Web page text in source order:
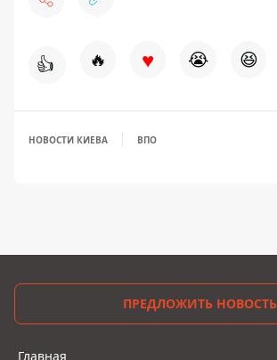
👍 🔥 ♥ 😭 😆
НОВОСТИ КИЕВА ВПО
ПРЕДЛОЖИТЬ НОВОСТЬ
Главная